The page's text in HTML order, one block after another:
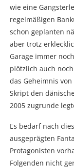
wie eine
regelmäßigen
schon geplanten
aber trotz
Garage immer
plötzlich auch
das Geheimnis
Skript den
2005 zugrunde
Es bedarf nach
ausgeprägten
Protagonisten
Folgenden nicht